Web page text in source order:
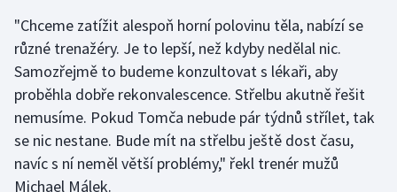
Rychlostní kanoistika
Short track
Sportovní střelba
Stolní tenis
"Chceme zatížit alespoň horní polovinu těla, nabízí se
různé trenažéry. Je to lepší, než kdyby nedělal nic.
Samozřejmě to budeme konzultovat s lékaři, aby
proběhla dobře rekonvalescence. Střelbu akutně řešit
nemusíme. Pokud Tomča nebude pár týdnů střílet, tak
se nic nestane. Bude mít na střelbu ještě dost času,
navíc s ní neměl větší problémy," řekl trenér mužů
Michael Málek.